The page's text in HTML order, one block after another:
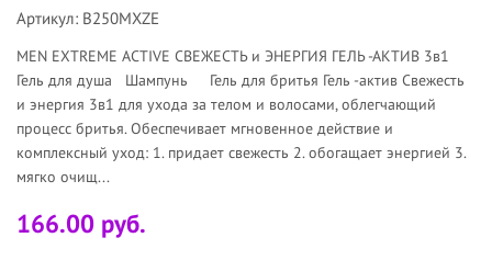
Артикул: B250MXZE
MEN EXTREME ACTIVE СВЕЖЕСТЬ и ЭНЕРГИЯ ГЕЛЬ -АКТИВ 3в1
Гель для душа Шампунь Гель для бритья Гель -актив Свежесть
и энергия 3в1 для ухода за телом и волосами, облегчающий
процесс бритья. Обеспечивает мгновенное действие и
комплексный уход: 1. придает свежесть 2. обогащает энергией 3.
мягко очищ...
166.00 руб.